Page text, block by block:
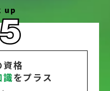
資格
識をプラス